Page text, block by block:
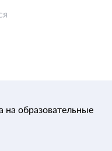
на образовательные